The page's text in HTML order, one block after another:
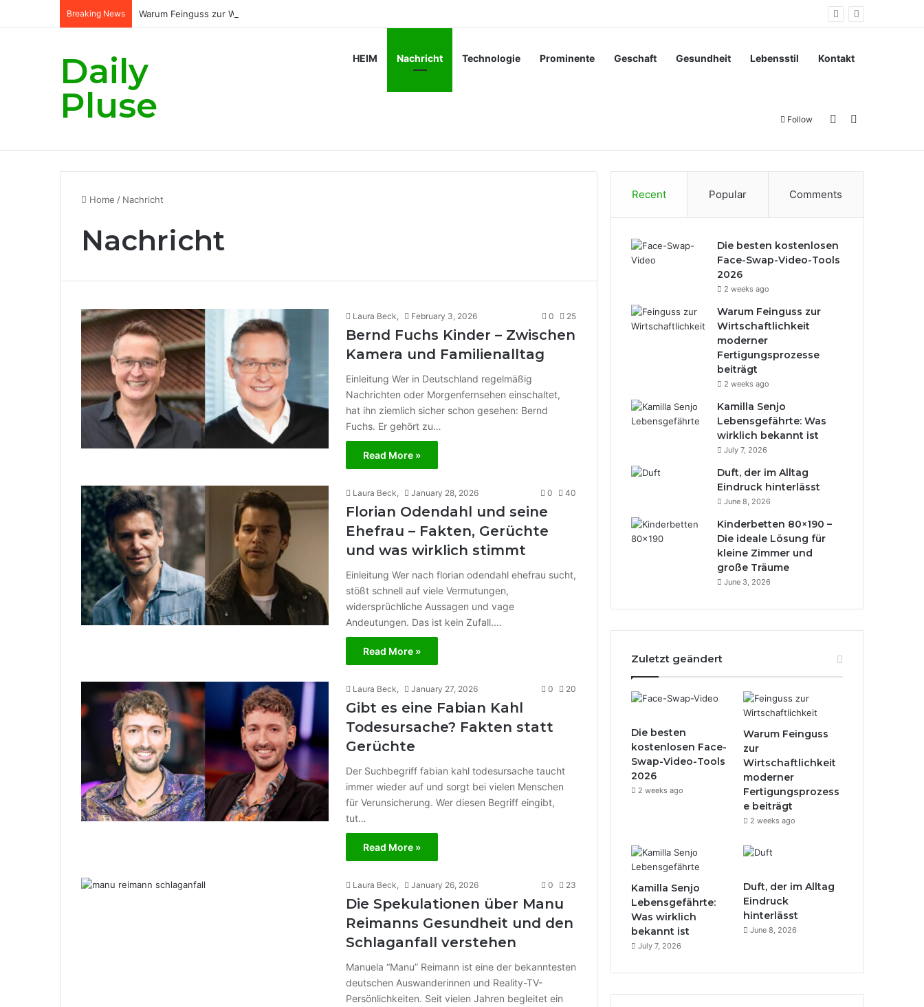
Breaking News Warum Feinguss zur Wirtschaftlichkeit moderner Fertigungsprozesse beiträgt
Daily
Pluse
HEIM Nachricht Technologie Prominente Geschaft Gesundheit Lebensstil Kontakt
Follow Sidebar
Home / Nachricht
Nachricht
Laura Beck, February 3, 2026 0 25
Bernd Fuchs Kinder – Zwischen
Kamera und Familienalltag
Einleitung Wer in Deutschland regelmäßig
Nachrichten oder Morgenfernsehen einschaltet,
hat ihn ziemlich sicher schon gesehen: Bernd
Fuchs. Er gehört zu…
Read More »
Laura Beck, January 28, 2026 0 40
Florian Odendahl und seine
Ehefrau – Fakten, Gerüchte
und was wirklich stimmt
Einleitung Wer nach florian odendahl ehefrau sucht,
stößt schnell auf viele Vermutungen,
widersprüchliche Aussagen und vage
Andeutungen. Das ist kein Zufall.…
Read More »
Laura Beck, January 27, 2026 0 20
Gibt es eine Fabian Kahl
Todesursache? Fakten statt
Gerüchte
Der Suchbegriff fabian kahl todesursache taucht
immer wieder auf und sorgt bei vielen Menschen
für Verunsicherung. Wer diesen Begriff eingibt,
tut…
Read More »
Laura Beck, January 26, 2026 0 23
Die Spekulationen über Manu
Reimanns Gesundheit und den
Schlaganfall verstehen
Manuela “Manu” Reimann ist eine der bekanntesten
deutschen Auswanderinnen und Reality-TV-
Persönlichkeiten. Seit vielen Jahren begleitet ein
Recent Popular Comments
Die besten kostenlosen
Face-Swap-Video-Tools
2026
2 weeks ago
Warum Feinguss zur
Wirtschaftlichkeit
moderner
Fertigungsprozesse
beiträgt
2 weeks ago
Kamilla Senjo
Lebensgefährte: Was
wirklich bekannt ist
July 7, 2026
Duft, der im Alltag
Eindruck hinterlässt
June 8, 2026
Kinderbetten 80×190 –
Die ideale Lösung für
kleine Zimmer und
große Träume
June 3, 2026
Zuletzt geändert
Die besten
kostenlosen Face-
Swap-Video-Tools
2026
2 weeks ago
Warum Feinguss
zur
Wirtschaftlichkeit
moderner
Fertigungsprozess
e beiträgt
2 weeks ago
Kamilla Senjo
Lebensgefährte:
Was wirklich
bekannt ist
July 7, 2026
Duft, der im Alltag
Eindruck
hinterlässt
June 8, 2026